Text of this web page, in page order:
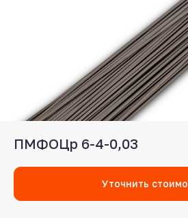
ПМФОЦр 6-4-0,03
Уточнить